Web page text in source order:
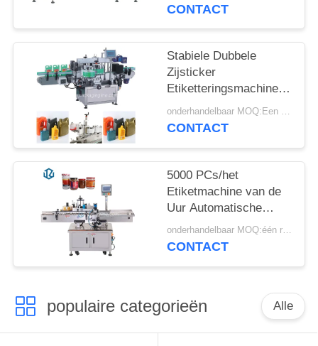
CONTACT
Stabiele Dubbele
Zijsticker
Etiketteringsmachine
Verticale
Etiketteringsmethode
onderhandelbaar MOQ:Een set
CONTACT
5000 PCs/het
Etiketmachine van de
Uur Automatische
Sticker voor Glas
Plastic Fles
onderhandelbaar MOQ:één reeks
CONTACT
populaire categorieën Alle